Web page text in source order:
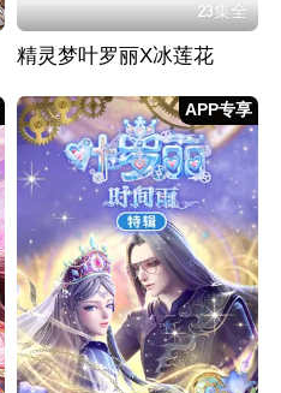
23集全
精灵梦叶罗丽X冰莲花
APP专享